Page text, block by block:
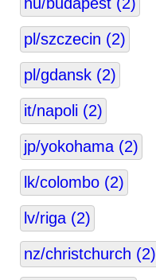
pl/szczecin (2)
pl/gdansk (2)
it/napoli (2)
jp/yokohama (2)
lk/colombo (2)
lv/riga (2)
nz/christchurch (2)